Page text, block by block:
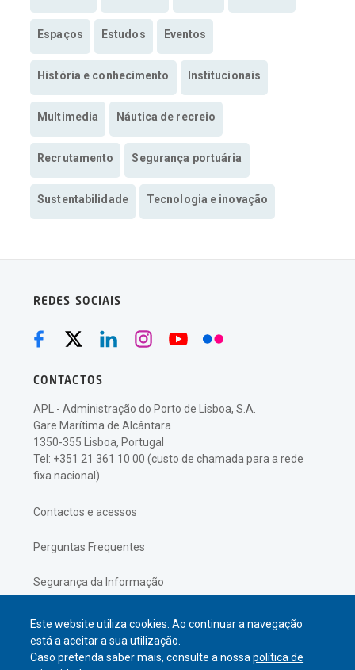
Este website utiliza cookies. Ao continuar a navegação
está a aceitar a sua utilização.
Caso pretenda saber mais, consulte a nossapolítica de
Espaços Estudos Eventos
História e conhecimento Institucionais
Multimedia Náutica de recreio
Recrutamento Segurança portuária
Sustentabilidade Tecnologia e inovação
REDES SOCIAIS
CONTACTOS
APL - Administração do Porto de Lisboa, S.A.
Gare Marítima de Alcântara
1350-355 Lisboa, Portugal
Tel: +351 21 361 10 00 (custo de chamada para a rede
fixa nacional)
Contactos e acessos
Perguntas Frequentes
Segurança da Informação
Política de Privacidade